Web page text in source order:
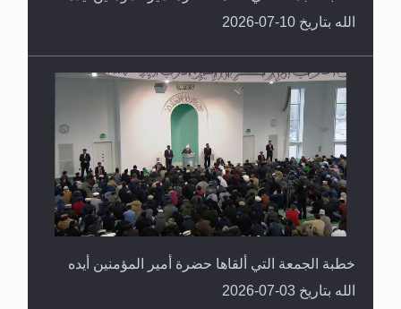
الله بتاريخ 10-07-2026
خطبة الجمعة التي ألقاها حضرة أمير المؤمنين أيده
الله بتاريخ 03-07-2026